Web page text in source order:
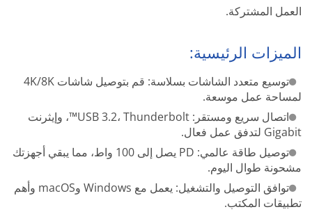
العمل المشتركة.
الميزات الرئيسية:
توسيع متعدد الشاشات بسلاسة: قم بتوصيل شاشات 4K/8K
لمساحة عمل موسعة.
اتصال سريع ومستقر: USB 3.2، Thunderbolt™، وإيثرنت
Gigabit لتدفق عمل فعال.
توصيل طاقة عالمي: PD يصل إلى 100 واط، مما يبقي أجهزتك
مشحونة طوال اليوم.
توافق التوصيل والتشغيل: يعمل مع Windows وmacOS وأهم
تطبيقات المكتب.